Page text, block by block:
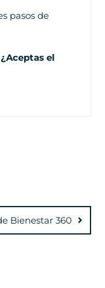
pasos de
¿Aceptas el
Bienestar 360